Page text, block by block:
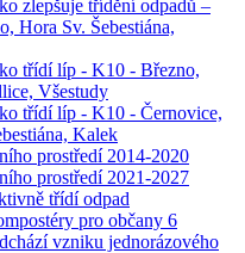
zlepšuje třídění odpadů –
Hora Sv. Šebestiána,
třídí líp - K10 - Březno,
Všestudy
třídí líp - K10 - Černovice,
Kalek
prostředí 2014-2020
prostředí 2021-2027
třídí odpad
pro občany 6
vzniku jednorázového